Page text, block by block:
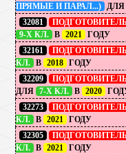
ПРЯМЫЕ И ПАРАЛ...)
32081
9-Х КЛ.
В 2021 ГОДУ
32161
КЛ.
В 2018 ГОДУ
32209
ДЛЯ 7-Х КЛ. В 2020
32273
КЛ.
В 2021 ГОДУ
32305
КЛ.
В 2021 ГОДУ